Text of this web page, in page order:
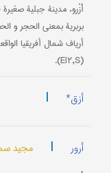
أَزْرو، مدينة جبلية
بربرية بمعنی الحجر و
أرياف شمال أفريقيا
(EI۲,S).
أزق* |
أرور | مجید